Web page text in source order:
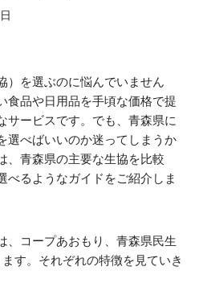
）を選ぶのに悩んでいません
食品や日用品を手頃な価格で提
サービスです。でも、青森県に
選べばいいのか迷ってしまうか
、青森県の主要な生協を比較
べるようなガイドをご紹介しま
、コープあおもり、青森県民生
す。それぞれの特徴を見ていき